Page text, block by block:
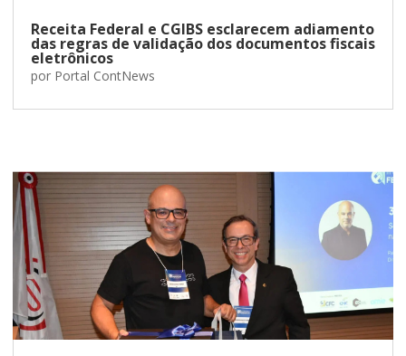
Receita Federal e CGIBS esclarecem adiamento
das regras de validação dos documentos fiscais
eletrônicos
por Portal ContNews